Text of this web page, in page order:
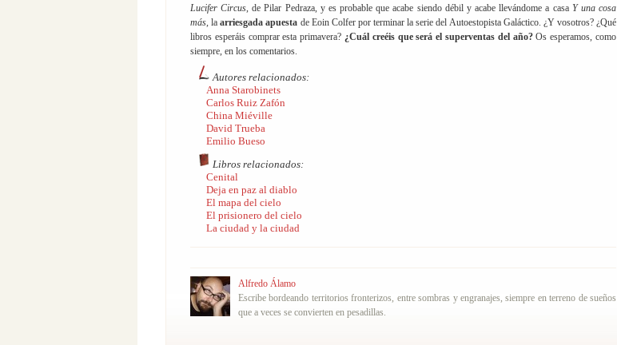
Lucifer Circus, de Pilar Pedraza, y es probable que acabe siendo débil y acabe llevándome a casa Y una cosa
más, laarriesgada apuesta de Eoin Colfer por terminar la serie del Autoestopista Galáctico. ¿Y vosotros? ¿Qué
libros esperáis comprar esta primavera? ¿Cuál creéis que será el superventas del año?Os esperamos, como
siempre, en los comentarios.
Autores relacionados:
Anna Starobinets
Carlos Ruiz Zafón
China Miéville
David Trueba
Emilio Bueso
Libros relacionados:
Cenital
Deja en paz al diablo
El mapa del cielo
El prisionero del cielo
La ciudad y la ciudad
Alfredo Álamo
Escribe bordeando territorios fronterizos, entre sombras y engranajes, siempre en terreno de sueños
que a veces se convierten en pesadillas.